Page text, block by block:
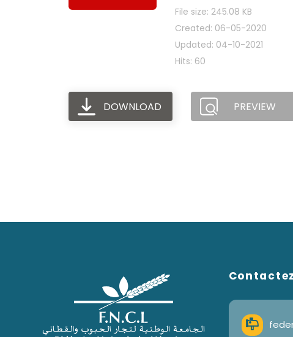
File size: 245.08 KB
Created: 06-05-2020
Updated: 04-10-2021
Hits: 60
DOWNLOAD PREVIEW